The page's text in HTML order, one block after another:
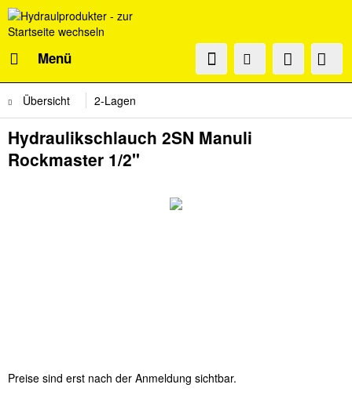
Menü
Übersicht 2-Lagen
Hydraulikschlauch 2SN Manuli
Rockmaster 1/2"
Preise sind erst nach der Anmeldung sichtbar.